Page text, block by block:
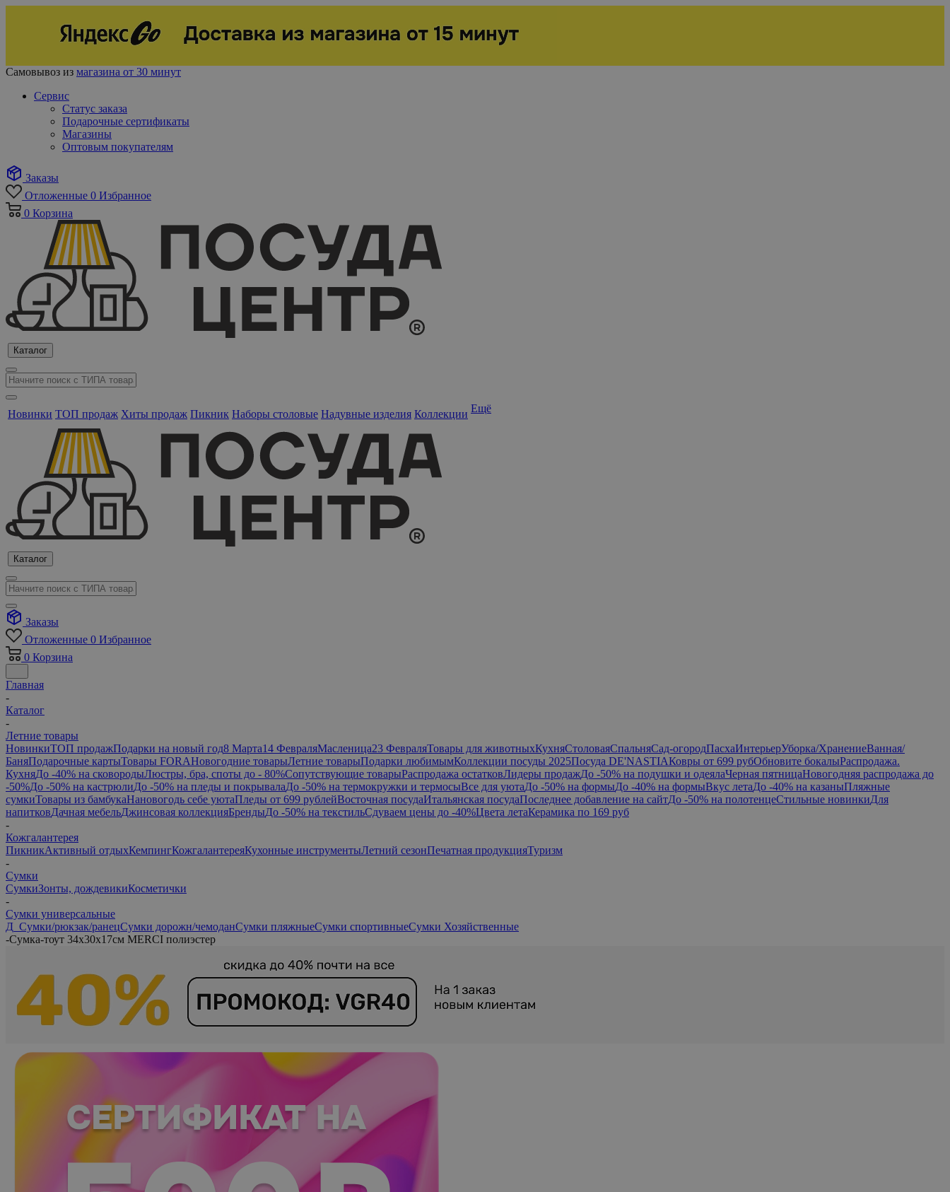
Самовывоз из магазина от 30 минут
Сервис
Статус заказа
Подарочные сертификаты
Магазины
Оптовым покупателям
Заказы
Отложенные 0 Избранное
0 Корзина
Каталог
Новинки ТОП продаж Хиты продаж Пикник Наборы столовые Надувные изделия Коллекции Ещё
Каталог
Заказы
Отложенные 0 Избранное
0 Корзина
Главная
-
Каталог
-
Летние товары
НовинкиТОП продажПодарки на новый год8 Марта14 ФевраляМасленица23 ФевраляТовары для животныхКухняСтоловаяСпальняСад-огородПасхаИнтерьерУборка/ХранениеВанная/
БаняПодарочные картыТовары FORAНовогодние товарыЛетние товарыПодарки любимымКоллекции посуды 2025Посуда DE'NASTIAКовры от 699 рубОбновите бокалыРаспродажа.
КухняДо -40% на сковородыЛюстры, бра, споты до - 80%Сопутствующие товарыРаспродажа остатковЛидеры продажДо -50% на подушки и одеялаЧерная пятницаНовогодняя распродажа до
-50%До -50% на кастрюлиДо -50% на пледы и покрывалаДо -50% на термокружки и термосыВсе для уютаДо -50% на формыДо -40% на формыВкус летаДо -40% на казаныПляжные
сумкиТовары из бамбукаНановогодь себе уютаПледы от 699 рублейВосточная посудаИтальянская посудаПоследнее добавление на сайтДо -50% на полотенцеСтильные новинкиДля
напитковДачная мебельДжинсовая коллекцияБрендыДо -50% на текстильСдуваем цены до -40%Цвета летаКерамика по 169 руб
-
Кожгалантерея
ПикникАктивный отдыхКемпингКожгалантереяКухонные инструментыЛетний сезонПечатная продукцияТуризм
-
Сумки
СумкиЗонты, дождевикиКосметички
-
Сумки универсальные
Д_Сумки/рюкзак/ранецСумки дорожн/чемоданСумки пляжныеСумки спортивныеСумки Хозяйственные
-Сумка-тоут 34х30х17см MERCI полиэстер